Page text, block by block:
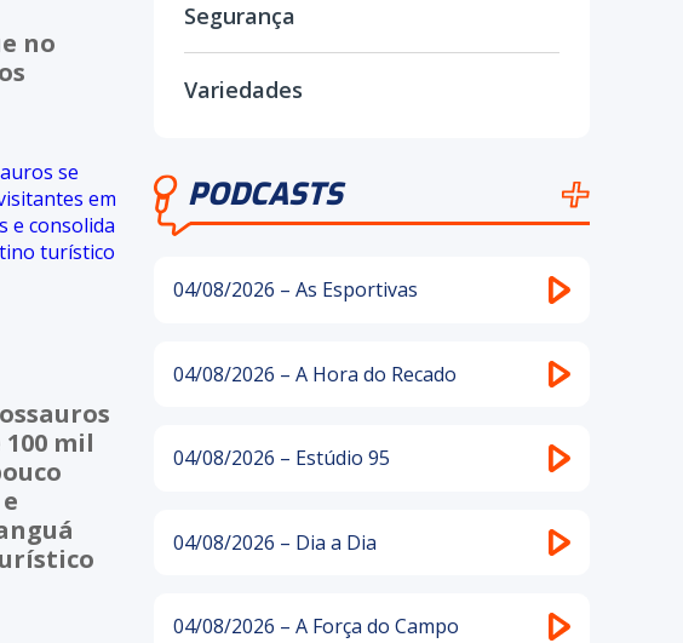
no
mil
Segurança
Variedades
PODCASTS
04/08/2026 – As Esportivas
04/08/2026 – A Hora do Recado
04/08/2026 – Estúdio 95
04/08/2026 – Dia a Dia
04/08/2026 – A Força do Campo